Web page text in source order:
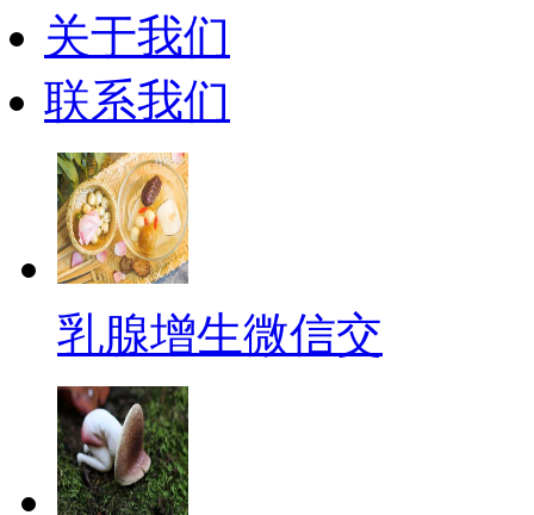
关于我们
联系我们
乳腺增生微信交